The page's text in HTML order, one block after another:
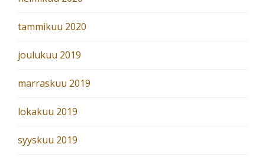
tammikuu 2020
joulukuu 2019
marraskuu 2019
lokakuu 2019
syyskuu 2019